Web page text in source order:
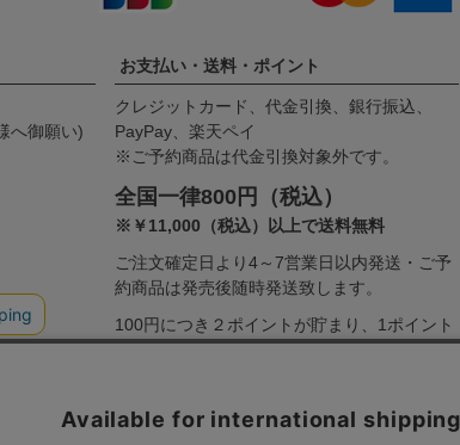
へ御願い)
お支払い・送料・ポイント
クレジットカード、代金引換、銀行振込、
PayPay、楽天ペイ
※ご予約商品は代金引換対象外です。
全国一律800円（税込）
※￥11,000（税込）以上で送料無料
ご注文確定日より4～7営業日以内発送・ご予
約商品は発売後随時発送致します。
100円につき２ポイントが貯まり、1ポイント
＝1円としてお買い物に御利用頂けます。詳し